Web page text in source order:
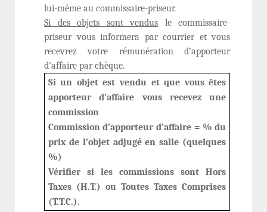
lui-même au commissaire-priseur.
Si des objets sont vendus le commissaire-
priseur vous informera par courrier et vous
recevrez votre rémunération d’apporteur
d’affaire par chèque.
Si un objet est vendu et que vous êtes
apporteur d’affaire vous recevez une
commission
Commission d’apporteur d’affaire = % du
prix de l’objet adjugé en salle (quelques
%)
Vérifier si les commissions sont Hors
Taxes (H.T.) ou Toutes Taxes Comprises
(T.T.C.).